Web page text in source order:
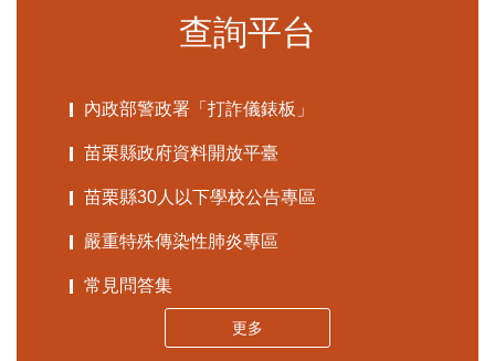
查詢平台
苗栗縣30人以下學校公告專區
嚴重特殊傳染性肺炎專區